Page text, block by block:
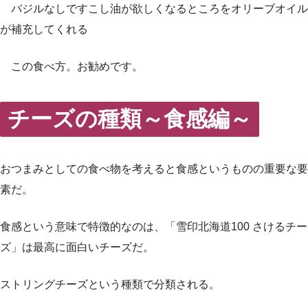
バジルなしですこし油が欲しくなるところをオリーブオイル
が補充してくれる
この食べ方。お勧めです。
チーズの種類～食感編～
おつまみとしての食べ物を考えると食感というものの重要な要
素だ。
食感という意味で特徴的なのは、「雪印北海道100 さけるチー
ズ」は最高に面白いチーズだ。
ストリングチーズという種類で分類される。